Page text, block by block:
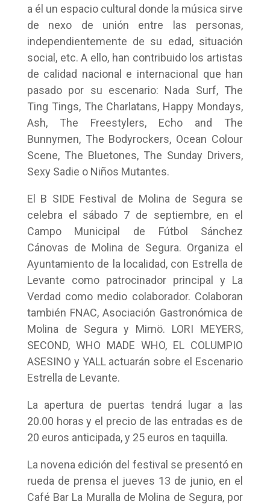
a él un espacio cultural donde la música sirve
de nexo de unión entre las personas,
independientemente de su edad, situación
social, etc. A ello, han contribuido los artistas
de calidad nacional e internacional que han
pasado por su escenario: Nada Surf, The
Ting Tings, The Charlatans, Happy Mondays,
Ash, The Freestylers, Echo and The
Bunnymen, The Bodyrockers, Ocean Colour
Scene, The Bluetones, The Sunday Drivers,
Sexy Sadie o Niños Mutantes.
El B SIDE Festival de Molina de Segura se
celebra el sábado 7 de septiembre, en el
Campo Municipal de Fútbol Sánchez
Cánovas de Molina de Segura. Organiza el
Ayuntamiento de la localidad, con Estrella de
Levante como patrocinador principal y La
Verdad como medio colaborador. Colaboran
también FNAC, Asociación Gastronómica de
Molina de Segura y Mimö. LORI MEYERS,
SECOND, WHO MADE WHO, EL COLUMPIO
ASESINO y YALL actuarán sobre el Escenario
Estrella de Levante.
La apertura de puertas tendrá lugar a las
20.00 horas y el precio de las entradas es de
20 euros anticipada, y 25 euros en taquilla.
La novena edición del festival se presentó en
rueda de prensa el jueves 13 de junio, en el
Café Bar La Muralla de Molina de Segura, por